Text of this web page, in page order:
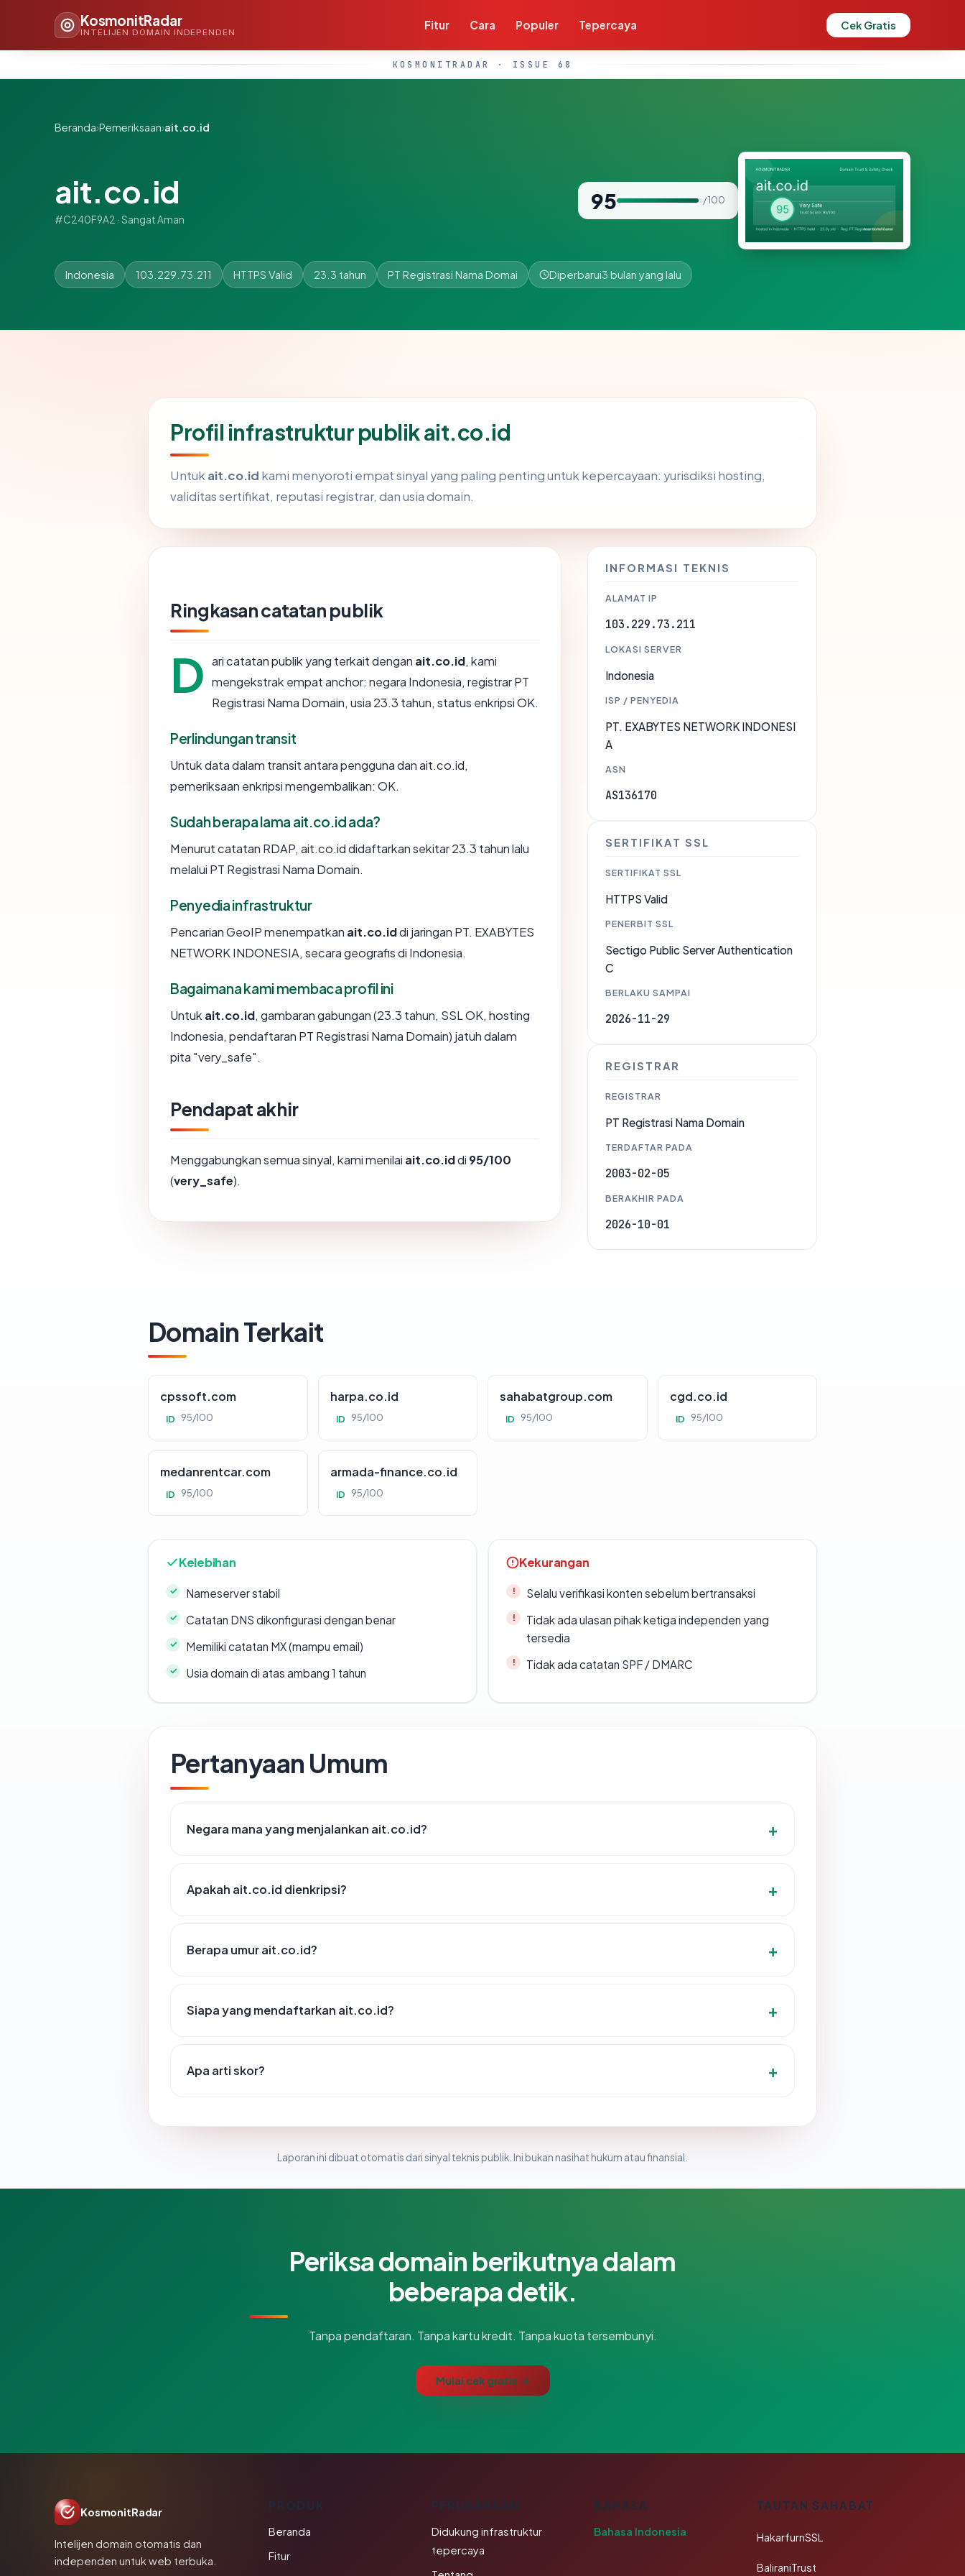
KosmonitRadar
INTELIJEN DOMAIN INDEPENDEN
Fitur Cara Populer Tepercaya Cek Gratis
KOSMONITRADAR · ISSUE 68
Beranda›Pemeriksaan›ait.co.id
ait.co.id
#C240F9A2 · Sangat Aman
95 / 100
Indonesia 103.229.73.211 HTTPS Valid 23.3 tahun PT Registrasi Nama Domai Diperbarui3 bulan yang lalu
Profil infrastruktur publik ait.co.id
Untuk ait.co.id kami menyoroti empat sinyal yang paling penting untuk kepercayaan: yurisdiksi hosting,
validitas sertifikat, reputasi registrar, dan usia domain.
Ringkasan catatan publik
D ari catatan publik yang terkait dengan ait.co.id, kami
mengekstrak empat anchor: negara Indonesia, registrar PT
Registrasi Nama Domain, usia 23.3 tahun, status enkripsi OK.
Perlindungan transit
Untuk data dalam transit antara pengguna dan ait.co.id,
pemeriksaan enkripsi mengembalikan: OK.
Sudah berapa lama ait.co.id ada?
Menurut catatan RDAP, ait.co.id didaftarkan sekitar 23.3 tahun lalu
melalui PT Registrasi Nama Domain.
Penyedia infrastruktur
Pencarian GeoIP menempatkan ait.co.iddi jaringan PT. EXABYTES
NETWORK INDONESIA, secara geografis di Indonesia.
Bagaimana kami membaca profil ini
Untuk ait.co.id, gambaran gabungan (23.3 tahun, SSL OK, hosting
Indonesia, pendaftaran PT Registrasi Nama Domain) jatuh dalam
pita "very_safe".
Pendapat akhir
Menggabungkan semua sinyal, kami menilai ait.co.iddi 95/100
(very_safe).
INFORMASI TEKNIS
ALAMAT IP
103.229.73.211
LOKASI SERVER
Indonesia
ISP / PENYEDIA
PT. EXABYTES NETWORK INDONESI
A
ASN
AS136170
SERTIFIKAT SSL
SERTIFIKAT SSL
HTTPS Valid
PENERBIT SSL
Sectigo Public Server Authentication
C
BERLAKU SAMPAI
2026-11-29
REGISTRAR
REGISTRAR
PT Registrasi Nama Domain
TERDAFTAR PADA
2003-02-05
BERAKHIR PADA
2026-10-01
Domain Terkait
cpssoft.com
ID 95/100
harpa.co.id
ID 95/100
sahabatgroup.com
ID 95/100
cgd.co.id
ID 95/100
medanrentcar.com
ID 95/100
armada-finance.co.id
ID 95/100
Kelebihan
Nameserver stabil
Catatan DNS dikonfigurasi dengan benar
Memiliki catatan MX (mampu email)
Usia domain di atas ambang 1 tahun
Kekurangan
Selalu verifikasi konten sebelum bertransaksi
Tidak ada ulasan pihak ketiga independen yang
tersedia
Tidak ada catatan SPF / DMARC
Pertanyaan Umum
Negara mana yang menjalankan ait.co.id?
Apakah ait.co.id dienkripsi?
Berapa umur ait.co.id?
Siapa yang mendaftarkan ait.co.id?
Apa arti skor?
Laporan ini dibuat otomatis dari sinyal teknis publik. Ini bukan nasihat hukum atau finansial.
Periksa domain berikutnya dalam
beberapa detik.
Tanpa pendaftaran. Tanpa kartu kredit. Tanpa kuota tersembunyi.
Mulai cek gratis →
KosmonitRadar
Intelijen domain otomatis dan
independen untuk web terbuka.
Beranda
Fitur
PERUSAHAAN
Didukung infrastruktur
tepercaya
BAHASA
Bahasa Indonesia
TAUTAN SAHABAT
HakarfurnSSL
BaliraniTrust